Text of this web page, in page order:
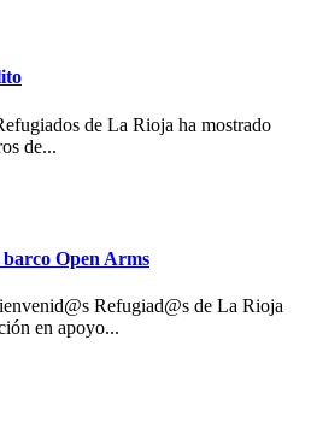
de...
Open Arms
en apoyo...